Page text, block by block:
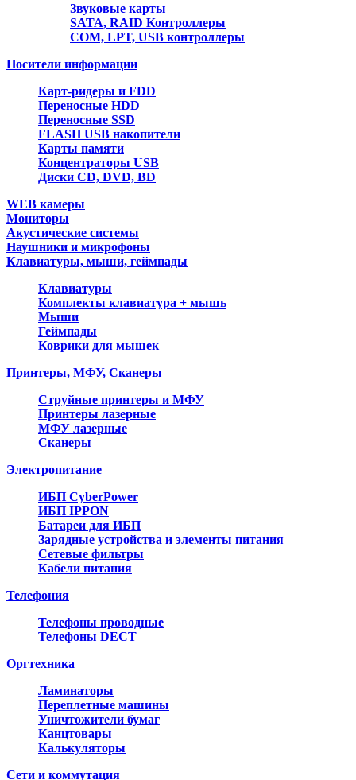
Звуковые карты
SATA, RAID Контроллеры
COM, LPT, USB контроллеры
Носители информации
Карт-ридеры и FDD
Переносные HDD
Переносные SSD
FLASH USB накопители
Карты памяти
Концентраторы USB
Диски CD, DVD, BD
WEB камеры
Мониторы
Акустические системы
Наушники и микрофоны
Клавиатуры, мыши, геймпады
Клавиатуры
Комплекты клавиатура + мышь
Мыши
Геймпады
Коврики для мышек
Принтеры, МФУ, Сканеры
Струйные принтеры и МФУ
Принтеры лазерные
МФУ лазерные
Сканеры
Электропитание
ИБП CyberPower
ИБП IPPON
Батареи для ИБП
Зарядные устройства и элементы питания
Сетевые фильтры
Кабели питания
Телефония
Телефоны проводные
Телефоны DECT
Оргтехника
Ламинаторы
Переплетные машины
Уничтожители бумаг
Канцтовары
Калькуляторы
Сети и коммутация